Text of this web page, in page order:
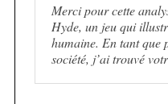
Merci pour cette
Hyde, un jeu qui
humaine. En tant que
société, j’ai trouvé